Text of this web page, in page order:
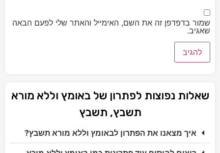
שמור בדפדפן זה את השם, האימייל והאתר שלי לפעם הבאה
שאגיב.
שאלות נפוצות לפתרון של באומץ וללא מורא
תשבץ, תשבץ
איך מצאנו את הפתרון לבאומץ וללא מורא תשבץ?